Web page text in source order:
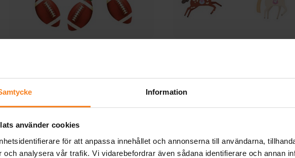
Information
använder cookies
för att anpassa innehållet och annonserna till användarna,
och analysera vår trafik. Vi vidarebefordrar även sådana identifierare och annan
Pris:39,00 kr
39,00 kr Pris:39,00 kr
39,00 kr
Andra köpte även